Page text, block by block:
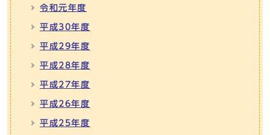
令和元年度
平成30年度
平成29年度
平成28年度
平成27年度
平成26年度
平成25年度